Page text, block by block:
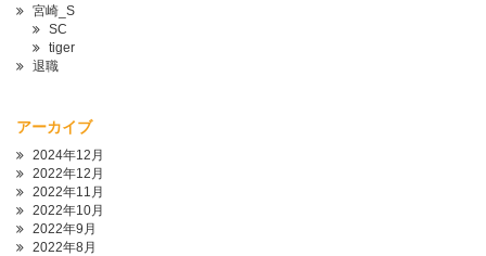
宮崎_S
SC
tiger
退職
アーカイブ
2024年12月
2022年12月
2022年11月
2022年10月
2022年9月
2022年8月